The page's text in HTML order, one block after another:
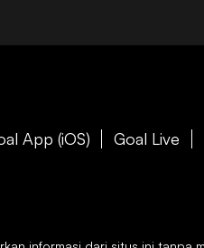
App (iOS)
Goal Live